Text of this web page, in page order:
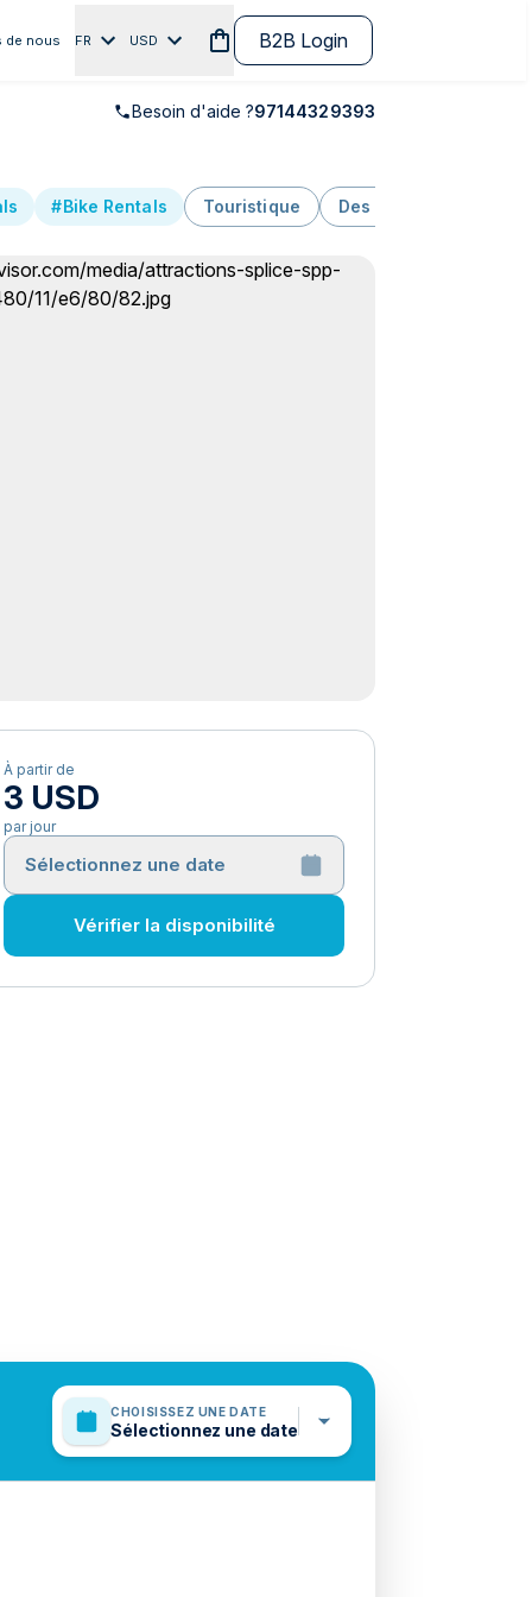
de nous FR USD B2B Login
Besoin d'aide ?97144329393
#Bike Rentals Touristique Des sports
À partir de
3 USD
par jour
Sélectionnez une date
Vérifier la disponibilité
CHOISISSEZ UNE DATE
Sélectionnez une date